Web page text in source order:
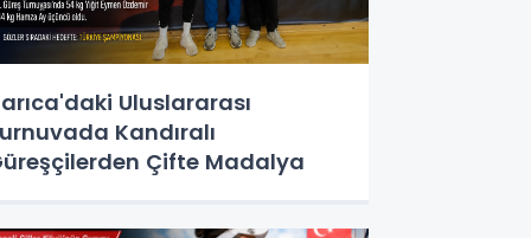
Uluslararası
Kandıralı
Çifte Madalya